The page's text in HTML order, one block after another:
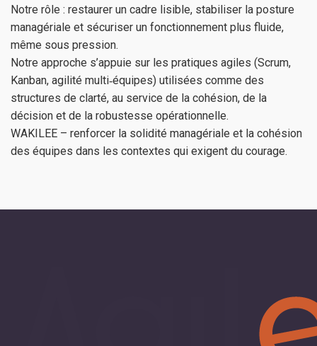
Notre rôle : restaurer un cadre lisible, stabiliser la posture
managériale et sécuriser un fonctionnement plus fluide,
même sous pression.
Notre approche s’appuie sur les pratiques agiles (Scrum,
Kanban, agilité multi‑équipes) utilisées comme des
structures de clarté, au service de la cohésion, de la
décision et de la robustesse opérationnelle.
WAKILEE – renforcer la solidité managériale et la cohésion
des équipes dans les contextes qui exigent du courage.